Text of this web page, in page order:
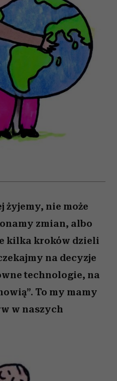
żyjemy, nie może
zmian, albo
kilka kroków dzieli
na decyzje
technologie, na
To my mamy
w naszych